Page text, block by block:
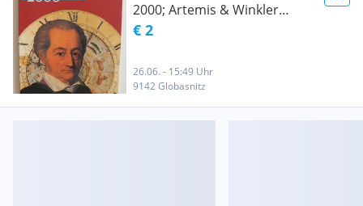
2000; Artemis & Winkler
Verlag
€ 2
26.06. - 15:49 Uhr
9142 Globasnitz